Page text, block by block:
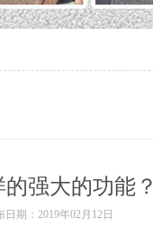
强大的功能？
日期：2019年02月12日